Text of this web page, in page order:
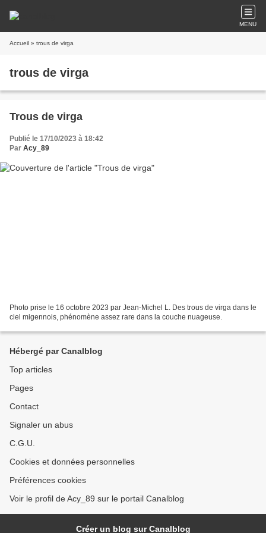
MENU
Accueil » trous de virga
trous de virga
Trous de virga
Publié le 17/10/2023 à 18:42
Par Acy_89
Photo prise le 16 octobre 2023 par Jean-Michel L. Des trous de virga dans le
ciel migennois, phénomène assez rare dans la couche nuageuse.
Hébergé par Canalblog
Top articles
Pages
Contact
Signaler un abus
C.G.U.
Cookies et données personnelles
Préférences cookies
Voir le profil de Acy_89 sur le portail Canalblog
Créer un blog sur Canalblog